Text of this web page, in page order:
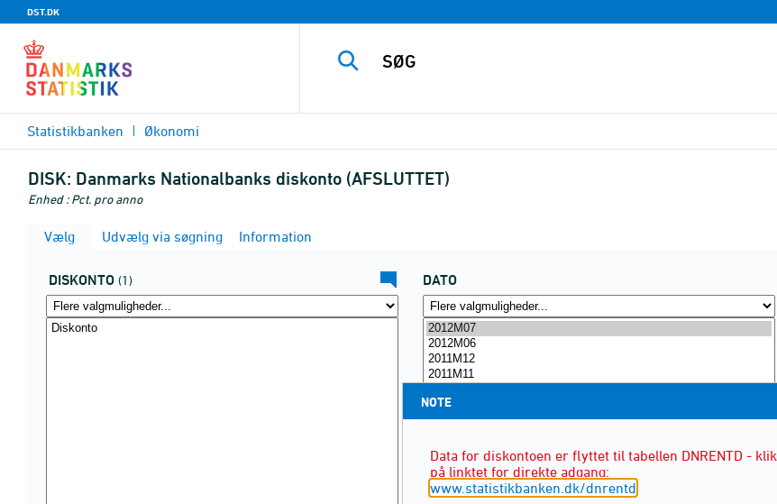
DST.DK
Statistikbanken Økonomi
DISK: Danmarks Nationalbanks diskonto (AFSLUTTET)
Enhed : Pct. pro anno
Vælg Udvælg via søgning Information
DISKONTO (1) DATO
NOTE
Data for diskontoen er flyttet til tabellen DNRENTD - klik
på linktet for direkte adgang:
www.statistikbanken.dk/dnrentd